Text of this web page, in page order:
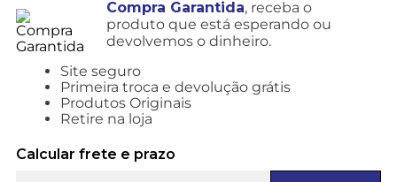
Compra Garantida, receba o
produto que está esperando ou
devolvemos o dinheiro.
Site seguro
Primeira troca e devolução grátis
Produtos Originais
Retire na loja
Calcular frete e prazo